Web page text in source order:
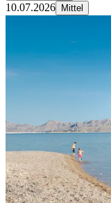
10.07.2026 Mittel